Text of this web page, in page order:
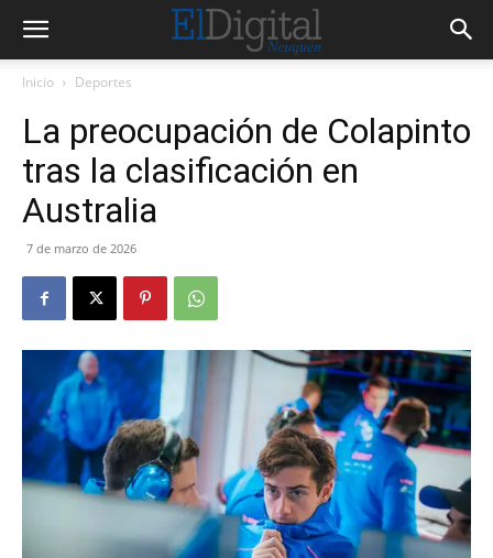
Inicio Deportes
La preocupación de Colapinto
tras la clasificación en
Australia
7 de marzo de 2026